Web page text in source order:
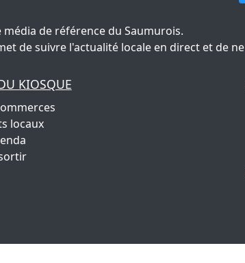
média de référence du Saumurois.
de suivre l'actualité locale en direct et de
KIOSQUE
locaux